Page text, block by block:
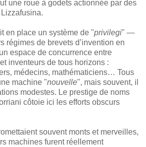
une roue à godets actionnée par des
en place un système de "privilegi" —
régimes de brevets d’invention en
espace de concurrence entre
inventeurs de tous horizons :
médecins, mathématiciens… Tous
machine "nouvelle", mais souvent, il
modestes. Le prestige de noms
côtoie ici les efforts obscurs
souvent monts et merveilles,
machines furent réellement